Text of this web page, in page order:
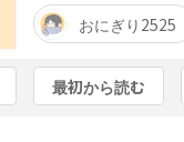
おにぎり2525
最初から読む